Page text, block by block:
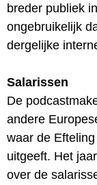
breder publiek
ongebruikelijk
dergelijke
Salarissen
De
andere
waar de
uitgeeft. Het
over de